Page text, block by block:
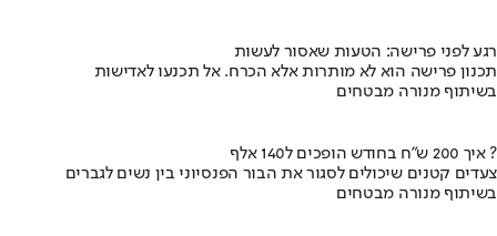
רגע לפני פרישה: הטעות שאסור לעשות
תכנון פרישה הוא לא מותרות אלא הכרח. אל תכנעו לאדישות
בשיתוף מנורה מבטחים
איך 200 ש"ח בחודש הופכים ל140 אלף ?
צעדים קטנים שיכולים לסגור את הבור הפנסיוני בין נשים לגברים
בשיתוף מנורה מבטחים